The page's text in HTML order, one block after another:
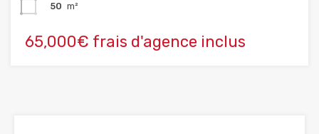
50 m²
65,000€ frais d'agence inclus